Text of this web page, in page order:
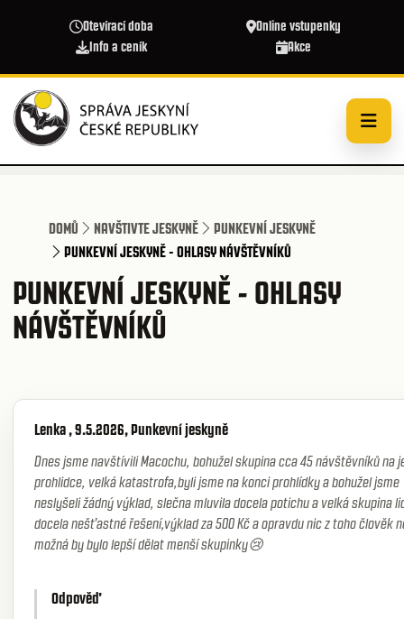
Otevírací doba
Online vstupenky
Info a ceník
Akce
DOMŮ NAVŠTIVTE JESKYNĚ
PUNKEVNÍ JESKYNĚ
PUNKEVNÍ JESKYNĚ - OHLASY NÁVŠTĚVNÍKŮ
PUNKEVNÍ JESKYNĚ - OHLASY
NÁVŠTĚVNÍKŮ
Lenka , 9.5.2026, Punkevní jeskyně
Dnes jsme navštívili Macochu, bohužel skupina cca 45 návštěvníků na
prohlidce, velká katastrofa,byli jsme na konci prohlídky a bohužel jsme
neslyšeli žádný výklad, slečna mluvila docela potichu a velká skupina
docela nešťastné řešení,výklad za 500 Kč a opravdu nic z toho člověk
možná by bylo lepší dělat menší skupinky😢
Odpověď